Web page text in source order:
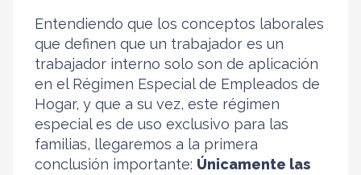
Entendiendo que los conceptos laborales
que definen que un trabajador es un
trabajador interno solo son de aplicación
en el Régimen Especial de Empleados de
Hogar, y que a su vez, este régimen
especial es de uso exclusivo para las
familias, llegaremos a la primera
conclusión importante: Únicamente las